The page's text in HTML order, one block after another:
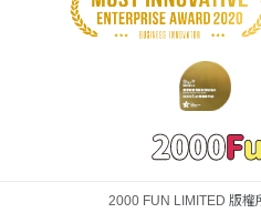
2000 FUN LIMITED 版權